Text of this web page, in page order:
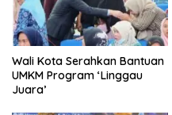
Wali Kota Serahkan Bantuan
UMKM Program ‘Linggau
Juara’